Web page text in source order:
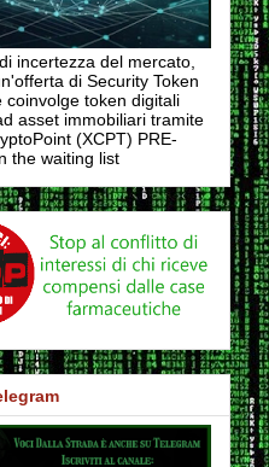
incertezza del mercato,
di Security Token
coinvolge token digitali
asset immobiliari tramite
(XCPT) PRE-
the waiting list